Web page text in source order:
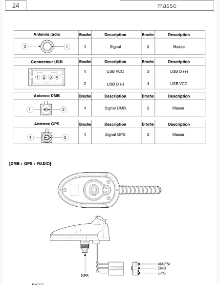
24
masse